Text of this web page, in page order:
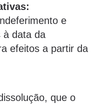
e
à data da
efeitos a partir da
que o